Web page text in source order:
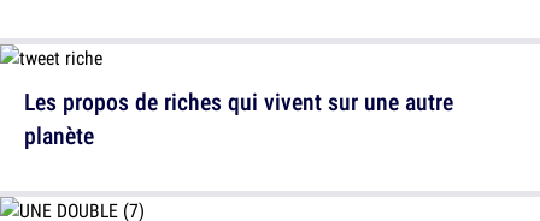
Les propos de riches qui vivent sur une autre
planète